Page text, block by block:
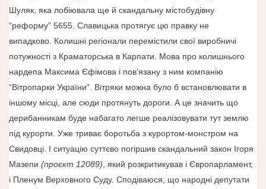
Шуляк , яка лобіювала ще й скандальну містобудівну
“реформу” 5655. Славицька протягує цю правку не
випадково. Колишні регіонали перемістили свої виробничі
потужності з Краматорська в Карпати. Мова про колишнього
нардепа Максима Єфімова і пов’язану з ним компанію
“Вітропарки України”. Вітряки можна було б встановлювати в
іншому місці, але сюди протянуть дороги. А це значить що
дерибанникам буде набагато легше реалізовувати тут землю
під курорти. Уже триває боротьба з курортом-монстром на
Свидовці . І ситуацію суттєво погіршив скандальний закон Ігоря
Мазепи (проєкт 12089) , який розкритикував і Європарламент,
і Пленум Верховного Суду. Сподіваюся, що народні депутати